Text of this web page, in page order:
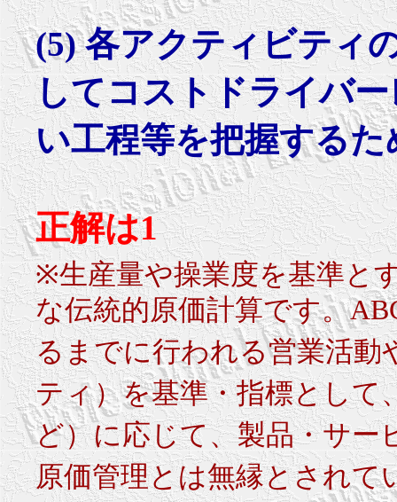
(5) 各アクティビティ
してコストドライバ
い工程等を把握する
正解は1
※生産量や操業度を基準と
な伝統的原価計算です。
るまでに行われる営業活
ティ）を基準・指標として
ど）に応じて、製品・サー
原価管理とは無縁とされて